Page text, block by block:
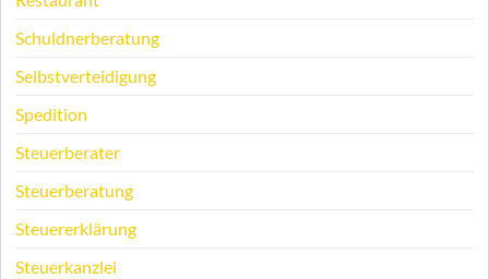
Schuldnerberatung
Selbstverteidigung
Spedition
Steuerberater
Steuerberatung
Steuererklärung
Steuerkanzlei